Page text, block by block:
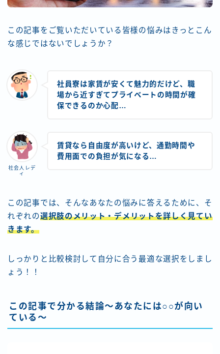
この記事をご覧いただいている皆様の悩みはきっとこん
な感じではないでしょうか？
社員寮は家賃が安くて魅力的だけど、職
場から近すぎてプライベートの時間が確
保できるのか心配…
社会人レデ
ィ
賃貸なら自由度が高いけど、通勤時間や
費用面での負担が気になる…
この記事では、そんなあなたの悩みに答えるために、そ
れぞれの選択肢のメリット・デメリットを詳しく見てい
きます。
しっかりと比較検討して自分に合う最適な選択をしまし
ょう！！
この記事で分かる結論～あなたには○○が向い
ている～